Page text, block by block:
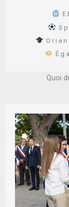
Quoi